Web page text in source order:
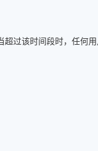
超过该时间段时，任何